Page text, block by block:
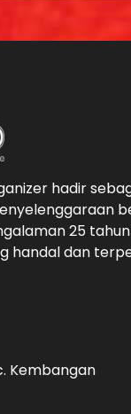
hadir
25
handal dan
Kembangan